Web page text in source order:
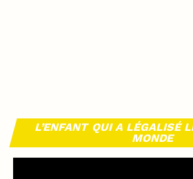
L’ENFANT QUI A LÉGALISÉ
MONDE